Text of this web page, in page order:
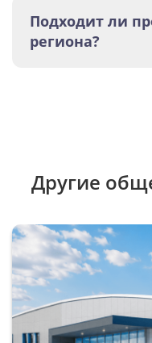
Подходит ли
региона?
Другие